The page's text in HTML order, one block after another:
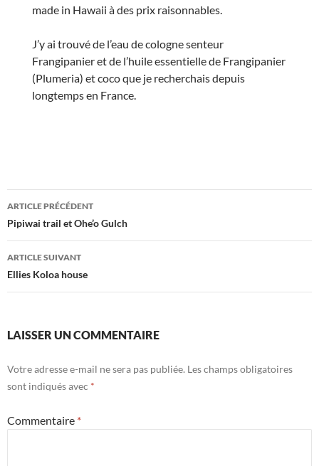
made in Hawaii à des prix raisonnables.
J’y ai trouvé de l’eau de cologne senteur
Frangipanier et de l’huile essentielle de Frangipanier
(Plumeria) et coco que je recherchais depuis
longtemps en France.
Navigation
des
articles
ARTICLE PRÉCÉDENT
Pipiwai trail et Ohe’o Gulch
ARTICLE SUIVANT
Ellies Koloa house
LAISSER UN COMMENTAIRE
Votre adresse e-mail ne sera pas publiée. Les champs obligatoires
sont indiqués avec *
Commentaire *